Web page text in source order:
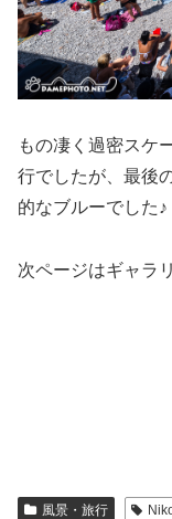
もの凄く過密スケ
行でしたが、最後
的なブルーでした♪
次ページはギャラ
風景・旅行